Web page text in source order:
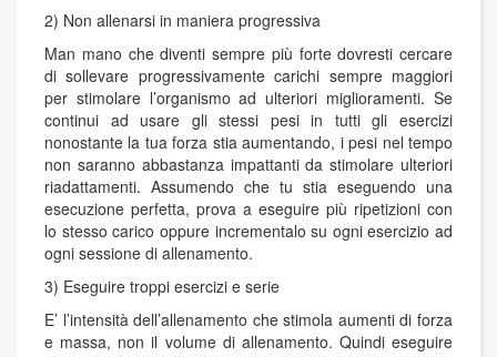
2) Non allenarsi in maniera progressiva
Man mano che diventi sempre più forte dovresti cercare
di sollevare progressivamente carichi sempre maggiori
per stimolare l’organismo ad ulteriori miglioramenti. Se
continui ad usare gli stessi pesi in tutti gli esercizi
nonostante la tua forza stia aumentando, i pesi nel tempo
non saranno abbastanza impattanti da stimolare ulteriori
riadattamenti. Assumendo che tu stia eseguendo una
esecuzione perfetta, prova a eseguire più ripetizioni con
lo stesso carico oppure incrementalo su ogni esercizio ad
ogni sessione di allenamento.
3) Eseguire troppi esercizi e serie
E’ l’intensità dell’allenamento che stimola aumenti di forza
e massa, non il volume di allenamento. Quindi eseguire